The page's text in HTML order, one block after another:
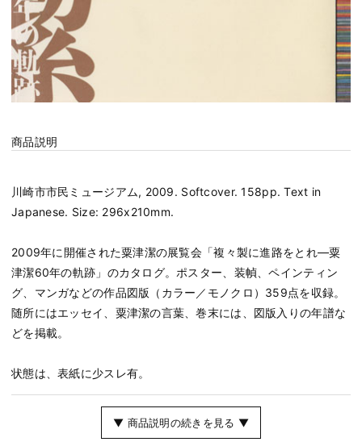
商品説明
川崎市市民ミュージアム, 2009. Softcover. 158pp. Text in
Japanese. Size: 296x210mm.
2009年に開催された粟津潔の展覧会「複々製に進路をとれ―粟
津潔60年の軌跡」のカタログ。ポスター、装幀、ペインティン
グ、マンガなどの作品図版（カラー／モノクロ）359点を収録。
随所にはエッセイ、粟津潔の言葉、巻末には、図版入りの年譜な
どを掲載。
状態は、表紙に少スレ有。
▼ 商品説明の続きを見る ▼